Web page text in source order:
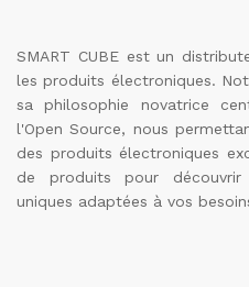
SMART CUBE est un
les produits électroniques.
sa philosophie novatrice
l'Open Source, nous
des produits électroniques
de produits pour découvrir
uniques adaptées à vos